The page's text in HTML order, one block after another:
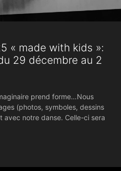
« made with kids »:
29 décembre au 2
prend forme…Nous
(photos, symboles, dessins
avec notre danse. Celle-ci sera